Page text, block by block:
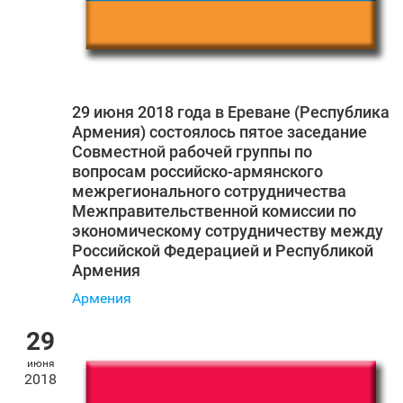
29 июня 2018 года в Ереване (Республика
Армения) состоялось пятое заседание
Совместной рабочей группы по
вопросам российско-армянского
межрегионального сотрудничества
Межправительственной комиссии по
экономическому сотрудничеству между
Российской Федерацией и Республикой
Армения
Армения
29
июня
2018